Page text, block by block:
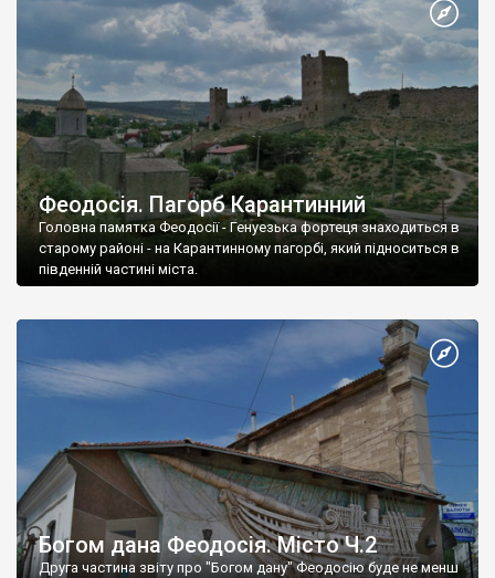
Феодосія. Пагорб Карантинний
Головна памятка Феодосії - Генуезька фортеця знаходиться в
старому районі - на Карантинному пагорбі, який підноситься в
південній частині міста.
Богом дана Феодосія. Місто Ч.2
Друга частина звіту про "Богом дану" Феодосію буде не менш